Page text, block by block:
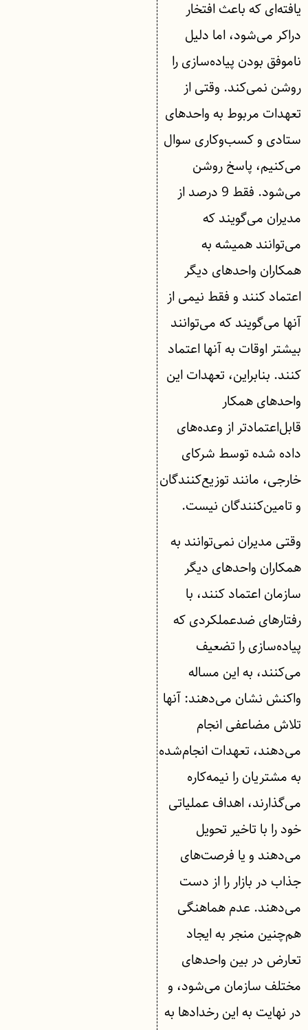
یافته‌ای که باعث افتخار
دراکر می‌شود، اما دلیل
ناموفق بودن پیاده‌سازی را
روشن نمی‌کند. وقتی از
تعهدات مربوط به واحدهای
ستادی و کسب‌وکاری سوال
می‌کنیم، پاسخ روشن
می‌شود. فقط 9 درصد از
مدیران می‌گویند که
می‌توانند همیشه به
همکاران واحدهای دیگر
اعتماد کنند و فقط نیمی از
آنها می‌گویند که می‌توانند
بیشتر اوقات به آنها اعتماد
کنند. بنابراین، تعهدات این
واحدهای همکار
قابل‌اعتمادتر از وعده‌های
داده شده توسط شرکای
خارجی، مانند توزیع‌کنندگان
و تامین‌کنندگان نیست.
وقتی مدیران نمی‌توانند به
همكاران واحدهای دیگر
سازمان اعتماد كنند، با
رفتارهای ضدعملکردی كه
پیاده‌سازی را تضعیف
می‌كنند، به این مساله
واکنش نشان می‌دهند: آنها
تلاش مضاعفی انجام
می‌دهند، تعهدات انجام‌شده
به مشتریان را نیمه‌کاره
می‌گذارند، اهداف عملیاتی
خود را با تاخیر تحویل
می‌دهند و یا فرصت‌های
جذاب در بازار را از دست
می‌دهند. عدم هماهنگی
هم‌چنین منجر به ایجاد
تعارض در بین واحدهای
مختلف سازمان می‌شود، و
در نهایت به این رخدادها به